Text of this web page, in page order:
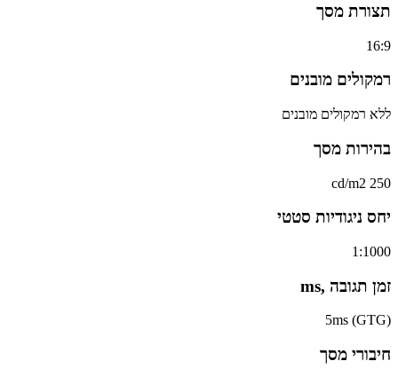
תצורת מסך
16:9
רמקולים מובנים
ללא רמקולים מובנים
בהירות מסך
250 cd/m2
יחס ניגודיות סטטי
1:1000
זמן תגובה ,ms
5ms (GTG)
חיבורי מסך